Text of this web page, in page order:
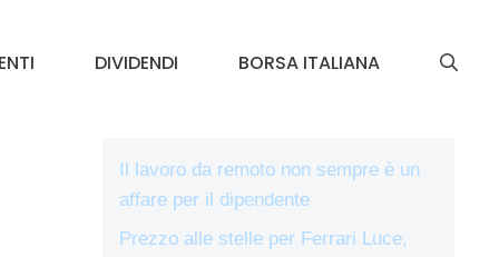
DIVIDENDI BORSA ITALIANA
Il lavoro da remoto non sempre è un
affare per il dipendente
Prezzo alle stelle per Ferrari Luce,